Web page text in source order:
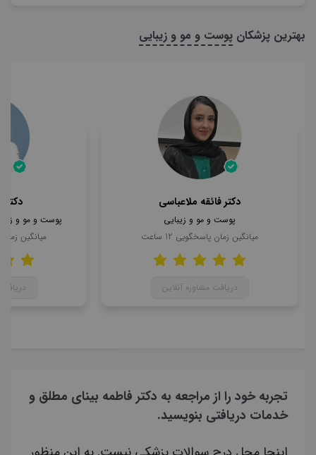
بهترین پزشکان پوست و مو و زیبایی
دکتر فائقه ملاعباسی
پوست و مو و زیبایی
میانگین زمان پاسخگویی 12 ساعت
دریافت مشاوره آنلاین
پوست و مو و
میانگین
تجربه خود را از مراجعه به دکتر فاطمه بینای مطلق و
خدمات دریافتی بنویسید.